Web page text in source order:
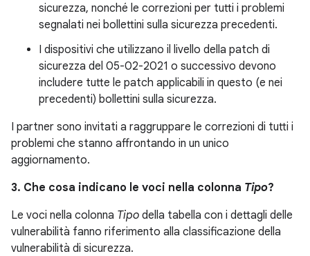
sicurezza, nonché le correzioni per tutti i problemi
segnalati nei bollettini sulla sicurezza precedenti.
I dispositivi che utilizzano il livello della patch di
sicurezza del 05-02-2021 o successivo devono
includere tutte le patch applicabili in questo (e nei
precedenti) bollettini sulla sicurezza.
I partner sono invitati a raggruppare le correzioni di tutti i
problemi che stanno affrontando in un unico
aggiornamento.
3. Che cosa indicano le voci nella colonna Tipo?
Le voci nella colonna Tipo della tabella con i dettagli delle
vulnerabilità fanno riferimento alla classificazione della
vulnerabilità di sicurezza.